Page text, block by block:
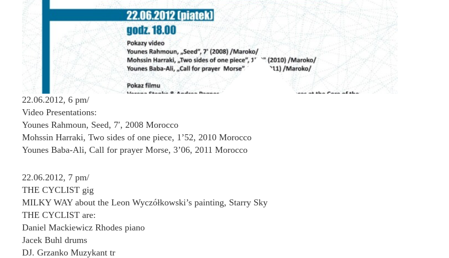
22.06.2012, 6 pm/
Video Presentations:
Younes Rahmoun, Seed, 7′, 2008 Morocco
Mohssin Harraki, Two sides of one piece, 1’52, 2010 Morocco
Younes Baba-Ali, Call for prayer Morse, 3’06, 2011 Morocco
22.06.2012, 7 pm/
THE CYCLIST gig
MILKY WAY about the Leon Wyczółkowski’s painting, Starry Sky
THE CYCLIST are:
Daniel Mackiewicz Rhodes piano
Jacek Buhl drums
DJ. Grzanko Muzykant tr